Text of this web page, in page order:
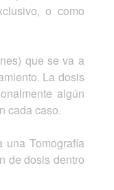
o como
que se va a
La dosis
algún
cada caso.
una Tomografía
de dosis dentro